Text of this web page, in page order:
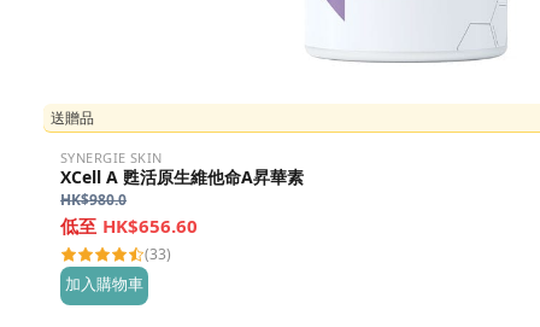
送贈品
SYNERGIE SKIN
XCell A 甦活原生維他命A昇華素
HK$980.0
HK$656.60
(33)
加入購物車